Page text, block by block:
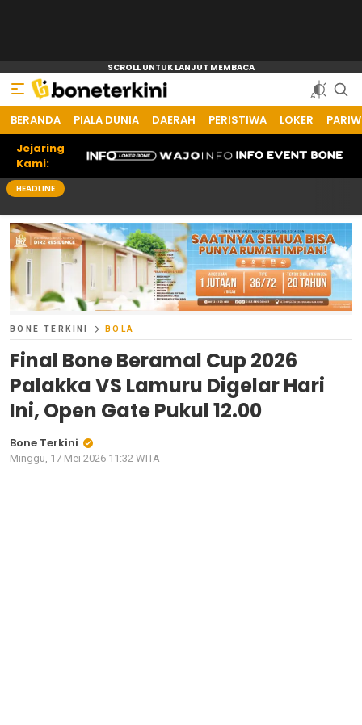
BERANDA PIALA DUNIA DAERAH PERISTIWA LOKER
Jejaring
Kami:
HEADLINE
BONE TERKINI BOLA
Final Bone Beramal Cup 2026
Palakka VS Lamuru Digelar Hari
Ini, Open Gate Pukul 12.00
Bone Terkini
Minggu, 17 Mei 2026 11:32 WITA